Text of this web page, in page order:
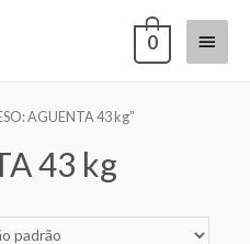
0
AGUENTA 43 kg”
43 kg